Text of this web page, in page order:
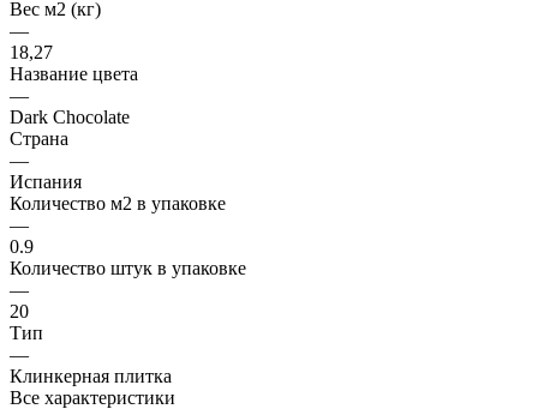
Вес м2 (кг)
—
18,27
Название цвета
—
Dark Chocolate
Страна
—
Испания
Количество м2 в упаковке
—
0.9
Количество штук в упаковке
—
20
Тип
—
Клинкерная плитка
Все характеристики